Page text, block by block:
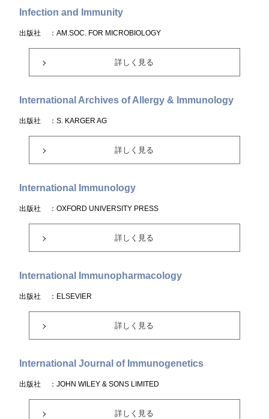
Infection and Immunity
出版社 ：AM.SOC. FOR MICROBIOLOGY
詳しく見る
International Archives of Allergy & Immunology
出版社 ：S. KARGER AG
詳しく見る
International Immunology
出版社 ：OXFORD UNIVERSITY PRESS
詳しく見る
International Immunopharmacology
出版社 ：ELSEVIER
詳しく見る
International Journal of Immunogenetics
出版社 ：JOHN WILEY & SONS LIMITED
詳しく見る